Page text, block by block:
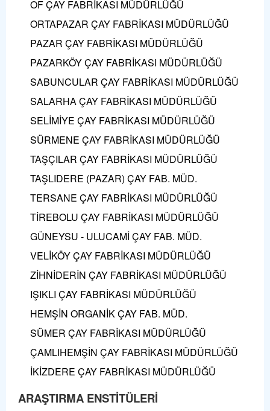
OF ÇAY FABRİKASI MÜDÜRLÜĞÜ
ORTAPAZAR ÇAY FABRİKASI MÜDÜRLÜĞÜ
PAZAR ÇAY FABRİKASI MÜDÜRLÜĞÜ
PAZARKÖY ÇAY FABRİKASI MÜDÜRLÜĞÜ
SABUNCULAR ÇAY FABRİKASI MÜDÜRLÜĞÜ
SALARHA ÇAY FABRİKASI MÜDÜRLÜĞÜ
SELİMİYE ÇAY FABRİKASI MÜDÜRLÜĞÜ
SÜRMENE ÇAY FABRİKASI MÜDÜRLÜĞÜ
TAŞÇILAR ÇAY FABRİKASI MÜDÜRLÜĞÜ
TAŞLIDERE (PAZAR) ÇAY FAB. MÜD.
TERSANE ÇAY FABRİKASI MÜDÜRLÜĞÜ
TİREBOLU ÇAY FABRİKASI MÜDÜRLÜĞÜ
GÜNEYSU - ULUCAMİ ÇAY FAB. MÜD.
VELİKÖY ÇAY FABRİKASI MÜDÜRLÜĞÜ
ZİHNİDERİN ÇAY FABRİKASI MÜDÜRLÜĞÜ
IŞIKLI ÇAY FABRİKASI MÜDÜRLÜĞÜ
HEMŞİN ORGANİK ÇAY FAB. MÜD.
SÜMER ÇAY FABRİKASI MÜDÜRLÜĞÜ
ÇAMLIHEMŞİN ÇAY FABRİKASI MÜDÜRLÜĞÜ
İKİZDERE ÇAY FABRİKASI MÜDÜRLÜĞÜ
ARAŞTIRMA ENSTİTÜLERİ